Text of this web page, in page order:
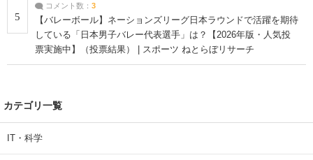
5
コメント数： 3
【バレーボール】ネーションズリーグ日本ラウンドで活躍を期待
している「日本男子バレー代表選手」は？【2026年版・人気投
票実施中】（投票結果） | スポーツ ねとらぼリサーチ
カテゴリ一覧
IT・科学